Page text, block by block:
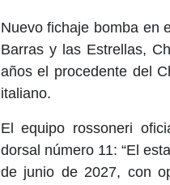
Nuevo fichaje bomba en
Barras y las Estrellas,
años el procedente del
italiano.
El equipo rossoneri
dorsal número 11: “El
de junio de 2027, con